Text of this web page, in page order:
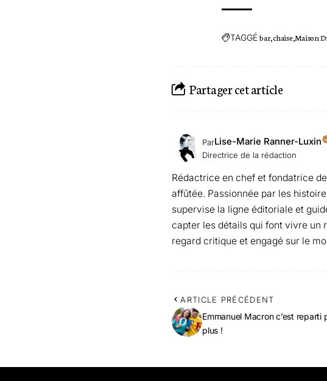
TAGGÉbar chaise Maison
Partager cet article
ParLise-Marie Ranner-Luxin
Directrice de la rédaction
Rédactrice en chef et fondatrice
affûtée. Passionnée par les
supervise la ligne éditoriale et
capter les détails qui font vivre un
regard critique et engagé sur le
ARTICLE PRÉCÉDENT
Emmanuel Macron c’est reparti
plus !